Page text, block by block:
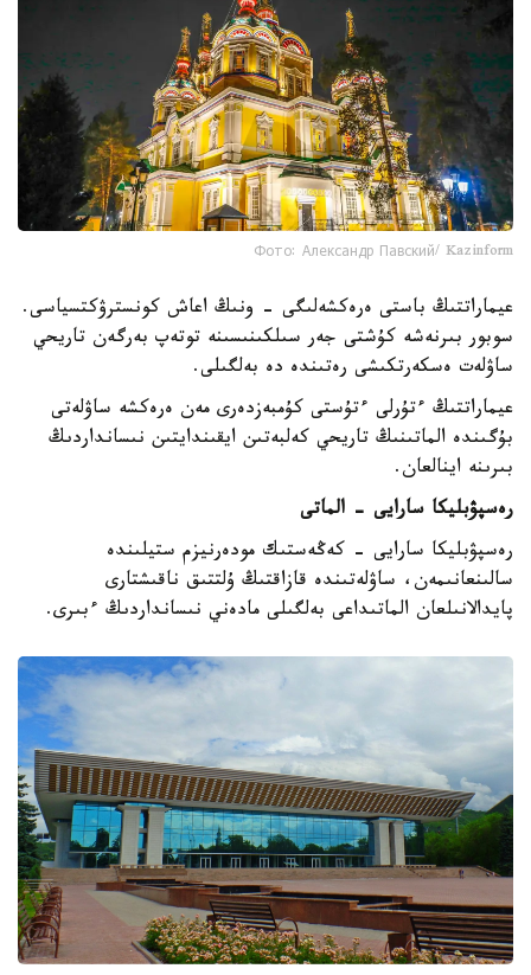
Фото: Александр Павский/ Kazinform
عيماراتتىڭ باستى ەرەكشەلىگى - ونىڭ اعاش كونسترۋكتسياسى.
سوبور بىرنەشە كۇشتى جەر سىلكىنىسىنە توتەپ بەرگەن تاريحي
ساۋلەت ەسكەرتكىشى رەتىندە دە بەلگىلى.
عيماراتتىڭ ءتۇرلى ءتۇستى كۇمبەزدەرى مەن ەرەكشە ساۋلەتى
بۇگىندە الماتىنىڭ تاريحي كەلبەتىن ايقىندايتىن نىسانداردىڭ
بىرىنە اينالعان.
رەسپۋبليكا سارايى - الماتى
رەسپۋبليكا سارايى - كەڭەستىك مودەرنيزم ستيلىندە
سالىنعانىمەن، ساۋلەتىندە قازاقتىڭ ۇلتتىق ناقىشتارى
پايدالانىلعان الماتىداعى بەلگىلى مادەني نىسانداردىڭ ءبىرى.